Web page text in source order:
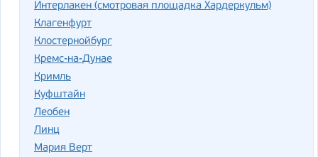
Интерлакен (смотровая площадка Хардеркульм)
Клагенфурт
Клостернойбург
Кремс-на-Дунае
Кримль
Куфштайн
Леобен
Линц
Мария Верт